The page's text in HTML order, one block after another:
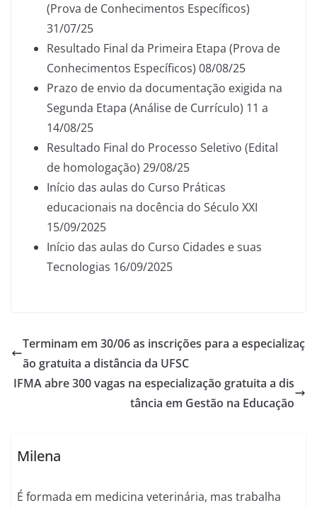
(Prova de Conhecimentos Específicos)
31/07/25
Resultado Final da Primeira Etapa (Prova de
Conhecimentos Específicos) 08/08/25
Prazo de envio da documentação exigida na
Segunda Etapa (Análise de Currículo) 11 a
14/08/25
Resultado Final do Processo Seletivo (Edital
de homologação) 29/08/25
Início das aulas do Curso Práticas
educacionais na docência do Século XXI
15/09/2025
Início das aulas do Curso Cidades e suas
Tecnologias 16/09/2025
Terminam em 30/06 as inscrições para a especializaç
ão gratuita a distância da UFSC
IFMA abre 300 vagas na especialização gratuita a dis
tância em Gestão na Educação
Milena
É formada em medicina veterinária, mas trabalha